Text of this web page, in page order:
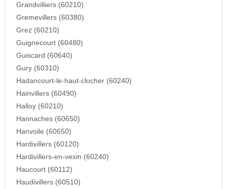
Grandvilliers (60210)
Gremevillers (60380)
Grez (60210)
Guignecourt (60480)
Guiscard (60640)
Gury (60310)
Hadancourt-le-haut-clocher (60240)
Hainvillers (60490)
Halloy (60210)
Hannaches (60650)
Hanvoile (60650)
Hardivillers (60120)
Hardivillers-en-vexin (60240)
Haucourt (60112)
Haudivillers (60510)